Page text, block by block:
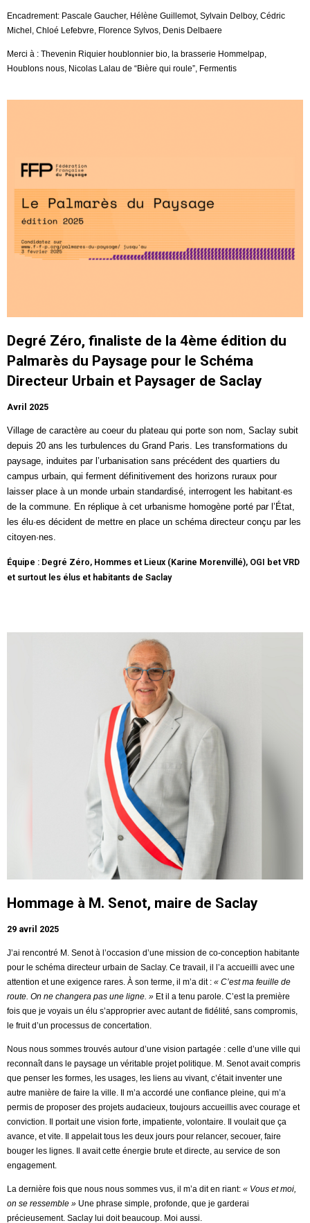
Encadrement: Pascale Gaucher, Hélène Guillemot, Sylvain Delboy, Cédric
Michel, Chloé Lefebvre, Florence Sylvos, Denis Delbaere
Merci à : Thevenin Riquier houblonnier bio, la brasserie Hommelpap,
Houblons nous, Nicolas Lalau de “Bière qui roule”, Fermentis
Degré Zéro, finaliste de la 4ème édition du
Palmarès du Paysage pour le Schéma
Directeur Urbain et Paysager de Saclay
Avril 2025
Village de caractère au coeur du plateau qui porte son nom, Saclay subit
depuis 20 ans les turbulences du Grand Paris. Les transformations du
paysage, induites par l’urbanisation sans précédent des quartiers du
campus urbain, qui ferment définitivement des horizons ruraux pour
laisser place à un monde urbain standardisé, interrogent les habitant·es
de la commune. En réplique à cet urbanisme homogène porté par l’État,
les élu·es décident de mettre en place un schéma directeur conçu par les
citoyen·nes.
Équipe : Degré Zéro, Hommes et Lieux (Karine Morenvillé), OGI bet VRD
et surtout les élus et habitants de Saclay
Hommage à M. Senot, maire de Saclay
29 avril 2025
J’ai rencontré M. Senot à l’occasion d’une mission de co-conception habitante
pour le schéma directeur urbain de Saclay. Ce travail, il l’a accueilli avec une
attention et une exigence rares. À son terme, il m’a dit : « C’est ma feuille de
route. On ne changera pas une ligne. » Et il a tenu parole. C’est la première
fois que je voyais un élu s’approprier avec autant de fidélité, sans compromis,
le fruit d’un processus de concertation.
Nous nous sommes trouvés autour d’une vision partagée : celle d’une ville qui
reconnaît dans le paysage un véritable projet politique. M. Senot avait compris
que penser les formes, les usages, les liens au vivant, c’était inventer une
autre manière de faire la ville. Il m’a accordé une confiance pleine, qui m’a
permis de proposer des projets audacieux, toujours accueillis avec courage et
conviction. Il portait une vision forte, impatiente, volontaire. Il voulait que ça
avance, et vite. Il appelait tous les deux jours pour relancer, secouer, faire
bouger les lignes. Il avait cette énergie brute et directe, au service de son
engagement.
La dernière fois que nous nous sommes vus, il m’a dit en riant: « Vous et moi,
on se ressemble » Une phrase simple, profonde, que je garderai
précieusement. Saclay lui doit beaucoup. Moi aussi.